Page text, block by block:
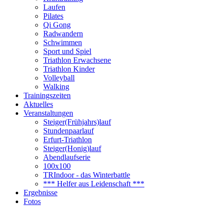
Laufen
Pilates
Qi Gong
Radwandern
Schwimmen
Sport und Spiel
Triathlon Erwachsene
Triathlon Kinder
Volleyball
Walking
Trainingszeiten
Aktuelles
Veranstaltungen
Steiger(Frühjahrs)lauf
Stundenpaarlauf
Erfurt-Triathlon
Steiger(Honig)lauf
Abendlaufserie
100x100
TRIndoor - das Winterbattle
*** Helfer aus Leidenschaft ***
Ergebnisse
Fotos